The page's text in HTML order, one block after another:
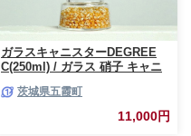
ガラスキャニスターDEGREE
C(250ml) / ガラス 硝子 キャニ
耐熱 一生もの 職人 こだわり
JIDA デザインミュージアムセ
レクション 茨城県 五霞町
茨城県五霞町
11,000円